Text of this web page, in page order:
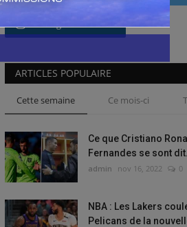
Instagram
ARTICLES POPULAIRE
Cette semaine Ce mois-ci
Ce que Cristiano
Fernandes se sont
admin nov 16, 2022 0
NBA : Les Lakers
Pelicans de la